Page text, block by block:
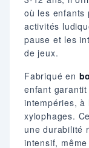
où les enfants
activités
pause et les
de jeux.
Fabriqué en
enfant
intempéries, à
xylophages.
une durabilité
intensif,